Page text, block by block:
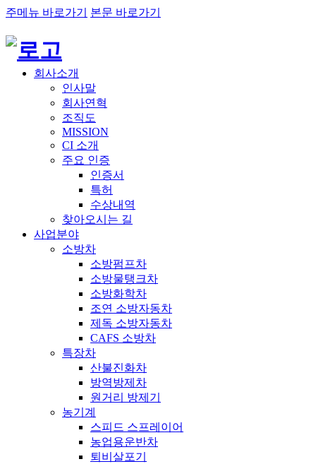
주메뉴 바로가기 본문 바로가기
회사소개
인사말
회사연혁
조직도
MISSION
CI 소개
주요 인증
인증서
특허
수상내역
찾아오시는 길
사업분야
소방차
소방펌프차
소방물탱크차
소방화학차
조연 소방자동차
제독 소방자동차
CAFS 소방차
특장차
산불진화차
방역방제차
원거리 방제기
농기계
스피드 스프레이어
농업용운반차
퇴비살포기